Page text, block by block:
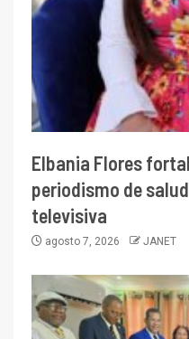
Elbania Flores
periodismo de
televisiva
agosto 7, 2026 JANET